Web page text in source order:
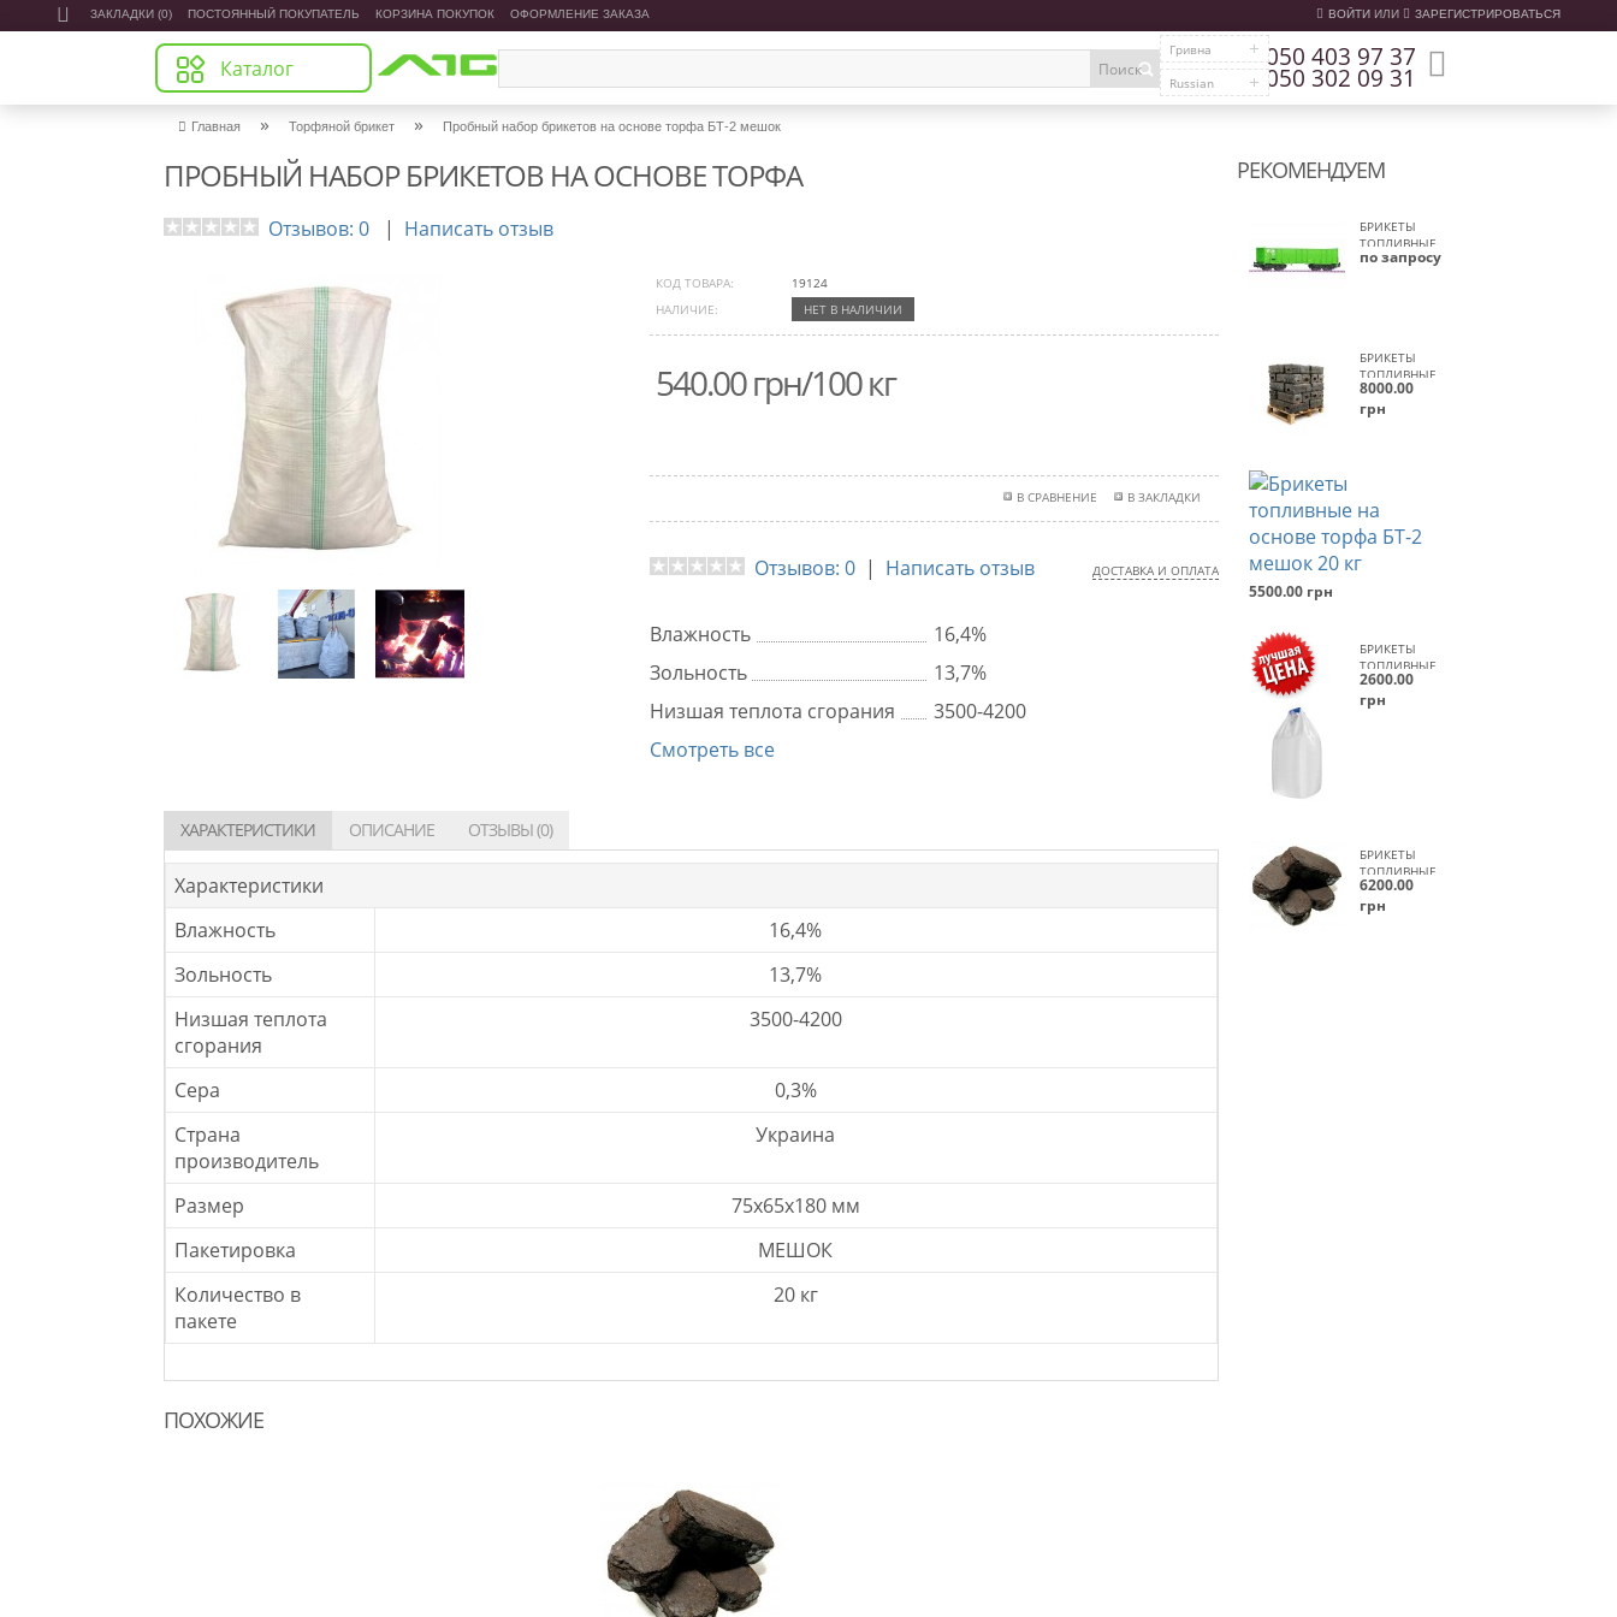
ЗАКЛАДКИ (0) ПОСТОЯННЫЙ ПОКУПАТЕЛЬ КОРЗИНА ПОКУПОК ОФОРМЛЕНИЕ ЗАКАЗА ВОЙТИ ИЛИ ЗАРЕГИСТРИРОВАТЬСЯ
Каталог Поиск
Russian
Гривна 050 403 97 37
050 302 09 31
Главная » Торфяной брикет » Пробный набор брикетов на основе торфа БТ-2 мешок
РЕКОМЕНДУЕМ
БРИКЕТЫ
ТОПЛИВНЫЕ
НА ОСНОВЕ
по запросу
БРИКЕТЫ
ТОПЛИВНЫЕ
НА ОСНОВЕ
ТОРФА БТ-2
8000.00
грн
5500.00 грн
БРИКЕТЫ
ТОПЛИВНЫЕ
НА ОСНОВЕ
ТОРФА БТ-2
2600.00
грн
БРИКЕТЫ
ТОПЛИВНЫЕ
НА ОСНОВЕ
ТОРФА БТ-2
6200.00
грн
ПРОБНЫЙ НАБОР БРИКЕТОВ НА ОСНОВЕ ТОРФА
Отзывов: 0| Написать отзыв
КОД ТОВАРА:
19124
НАЛИЧИЕ:
НЕТ В НАЛИЧИИ
540.00 грн/100 кг
В ЗАКЛАДКИ
В СРАВНЕНИЕ
Отзывов: 0| Написать отзыв ДОСТАВКА И ОПЛАТА
Влажность
16,4%
Зольность
13,7%
Низшая теплота сгорания
3500-4200
Смотреть все
ХАРАКТЕРИСТИКИ ОПИСАНИЕ ОТЗЫВЫ (0)
Характеристики
Влажность
16,4%
Зольность
13,7%
Низшая теплота
сгорания
3500-4200
Сера
0,3%
Страна
производитель
Украина
Размер
75x65x180 мм
Пакетировка
МЕШОК
Количество в
пакете
20 кг
ПОХОЖИЕ